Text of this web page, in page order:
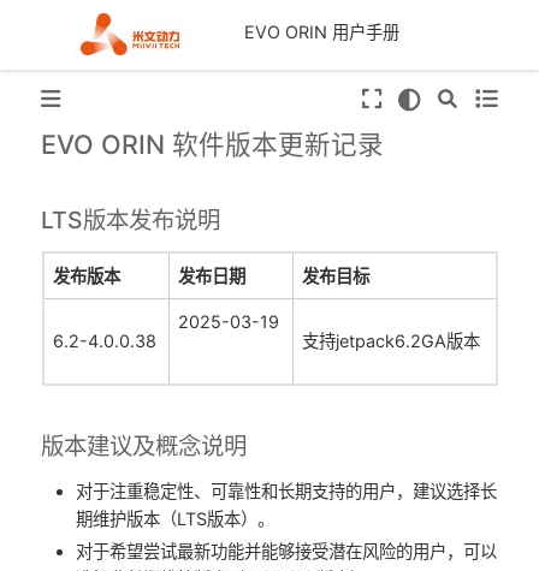
EVO ORIN 用户手册
EVO ORIN 软件版本更新记录
LTS版本发布说明
发布版本 发布日期 发布目标
6.2-4.0.0.38
2025-03-19
支持jetpack6.2GA版本
版本建议及概念说明
对于注重稳定性、可靠性和长期支持的用户，建议选择长
期维护版本（LTS版本）。
对于希望尝试最新功能并能够接受潜在风险的用户，可以